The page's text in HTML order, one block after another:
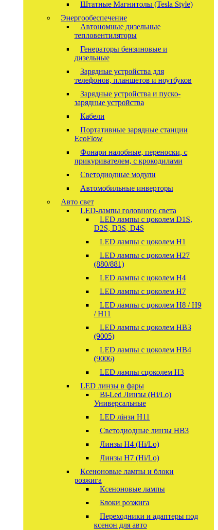
Штатные Магнитолы (Tesla Style)
Энергообеспечение
Автономные дизельные
тепловентиляторы
Генераторы бензиновые и
дизельные
Зарядные устройства для
телефонов, планшетов и ноутбуков
Зарядные устройства и пуско-
зарядные устройства
Кабели
Портативные зарядные станции
EcoFlow
Фонари налобные, переноски, с
прикуривателем, с крокодилами
Светодиодные модули
Автомобильные инверторы
Авто свет
LED-лампы головного света
LED лампы с цоколем D1S,
D2S, D3S, D4S
LED лампы с цоколем H1
LED лампы с цоколем H27
(880/881)
LED лампы с цоколем H4
LED лампы с цоколем H7
LED лампы с цоколем H8 / H9
/ H11
LED лампы с цоколем HB3
(9005)
LED лампы с цоколем HB4
(9006)
LED лампы сцоколем H3
LED линзы в фары
Bi-Led Линзы (Hi/Lo)
Универсальные
LED лінзи H11
Светодиодные линзы HB3
Линзы Н4 (Hi/Lo)
Линзы Н7 (Hi/Lo)
Ксеноновые лампы и блоки
розжига
Ксеноновые лампы
Блоки розжига
Переходники и адаптеры под
ксенон для авто